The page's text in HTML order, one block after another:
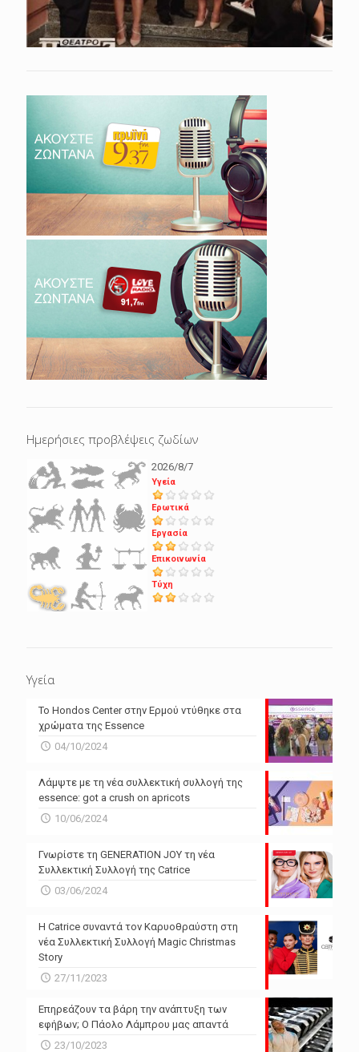
Ημερήσιες προβλέψεις ζωδίων
2026/8/7
Υγεία
Ερωτικά
Εργασία
Επικοινωνία
Τύχη
Υγεία
Το Hondos Center στην Ερμού ντύθηκε στα
χρώματα της Essence
04/10/2024
Λάμψτε με τη νέα συλλεκτική συλλογή της
essence: got a crush on apricots
10/06/2024
Γνωρίστε τη GENERATION JOY τη νέα
Συλλεκτική Συλλογή της Catrice
03/06/2024
Η Catrice συναντά τον Καρυοθραύστη στη
νέα Συλλεκτική Συλλογή Magic Christmas
Story
27/11/2023
Επηρεάζουν τα βάρη την ανάπτυξη των
εφήβων; Ο Πάολο Λάμπρου μας απαντά
23/10/2023